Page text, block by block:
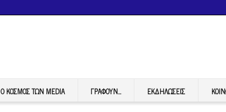
Ο ΚΟΣΜΟΣ ΤΩΝ MEDIA ΓΡΆΦΟΥΝ… ΕΚΔΗΛΏΣΕΙΣ